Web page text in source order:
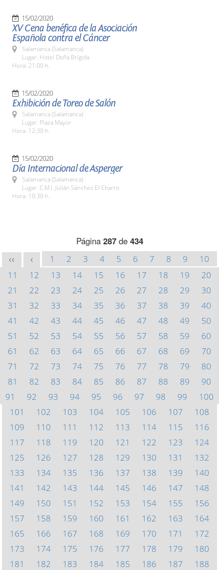
15/02/2020
XV Cena benéfica de la Asociación
Española contra el Cáncer
Salamanca (Salamanca)
Lugar: Hotel Doña Brígida
Hora: 21:00 h.
15/02/2020
Exhibición de Toreo de Salón
Salamanca (Salamanca)
Lugar: Plaza Mayor
Hora: 12:30 h.
15/02/2020
Día Internacional de Asperger
Salamanca (Salamanca)
Lugar: C.M.I. Julián Sánchez El Charro
Hora: 10:30 h.
Página 287de 434
<< < 1 2 3 4 5 6 7 8 9
10
11
12 13 14 15 16 17 18 19
20
21
22 23 24 25 26 27 28 29
30
31
32 33 34 35 36 37 38 39
40
41
42 43 44 45 46 47 48 49
50
51
52 53 54 55 56 57 58 59
60
61
62 63 64 65 66 67 68 69
70
71
72 73 74 75 76 77 78 79
80
81
82 83 84 85 86 87 88 89
90
91
92 93 94 95 96 97 98 99
100
101
102 103 104 105 106 107
108
109
110 111 112 113 114 115
116
117
118 119 120 121 122 123
124
125
126 127 128 129 130 131
132
133
134 135 136 137 138 139
140
141
142 143 144 145 146 147
148
149
150 151 152 153 154 155
156
157
158 159 160 161 162 163
164
165
166 167 168 169 170 171
172
173
174 175 176 177 178 179
180
181
182 183 184 185 186 187
188